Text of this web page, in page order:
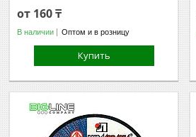
от 160 ₸
В наличии Оптом и в розницу
Купить